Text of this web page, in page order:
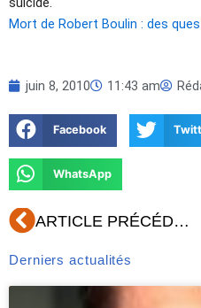
Mort de Robert Boulin : des
juin 8, 2010 11:43 am
Facebook
WhatsApp
Précédent ARTICLE PRÉCÉDENT
Derniers actualités